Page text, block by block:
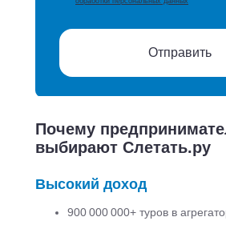
Отправить
Высокий доход
Почему
выбирают Слетать.ру
900 000 000+ туров в